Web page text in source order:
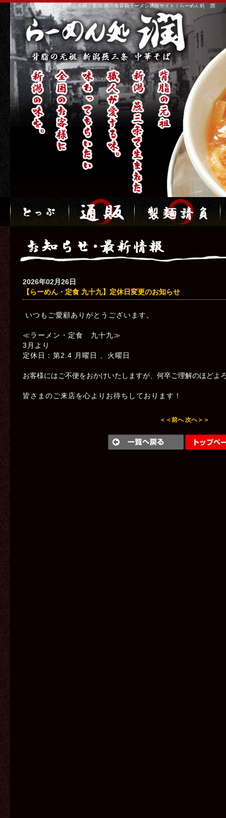
新潟ラーメン！背脂の元祖！新潟 燕三条背脂ラーメン通販サイト｜らーめん処 潤
2026年02月26日
【らーめん・定食 九十九】定休日変更のお知らせ
いつもご愛顧ありがとうございます。
≪ラーメン・定食 九十九≫
3月より
定休日：第2.4 月曜日 、火曜日
お客様にはご不便をおかけいたしますが、何卒ご理解のほどよ
皆さまのご来店を心よりお待ちしております！
＜＜前へ 次へ＞＞